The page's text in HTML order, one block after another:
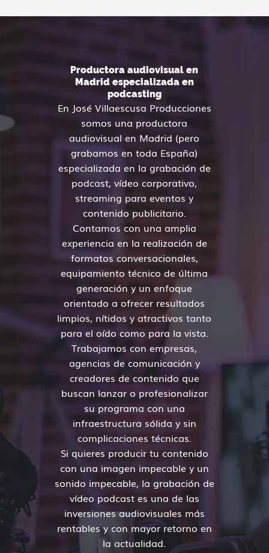
Productora audiovisual en
Madrid especializada en
podcasting
En José Villaescusa Producciones
somos una productora
audiovisual en Madrid (pero
grabamos en toda España)
especializada en la grabación de
podcast, vídeo corporativo,
streaming para eventos y
contenido publicitario.
Contamos con una amplia
experiencia en la realización de
formatos conversacionales,
equipamiento técnico de última
generación y un enfoque
orientado a ofrecer resultados
limpios, nítidos y atractivos tanto
para el oído como para la vista.
Trabajamos con empresas,
agencias de comunicación y
creadores de contenido que
buscan lanzar o profesionalizar
su programa con una
infraestructura sólida y sin
complicaciones técnicas.
Si quieres producir tu contenido
con una imagen impecable y un
sonido impecable, la grabación de
vídeo podcast es una de las
inversiones audiovisuales más
rentables y con mayor retorno en
la actualidad.